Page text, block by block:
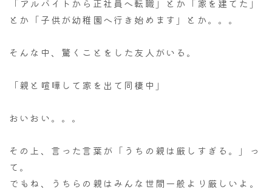
「アルバイトから正社員へ転職」とか「家を建てた」
とか「子供が幼稚園へ行き始めます」とか。。。
そんな中、驚くことをした友人がいる。
「親と喧嘩して家を出て同棲中」
おいおい。。。
その上、言った言葉が「うちの親は厳しすぎる。」っ
て。
でもね、うちらの親はみんな世間一般より厳しいよ。